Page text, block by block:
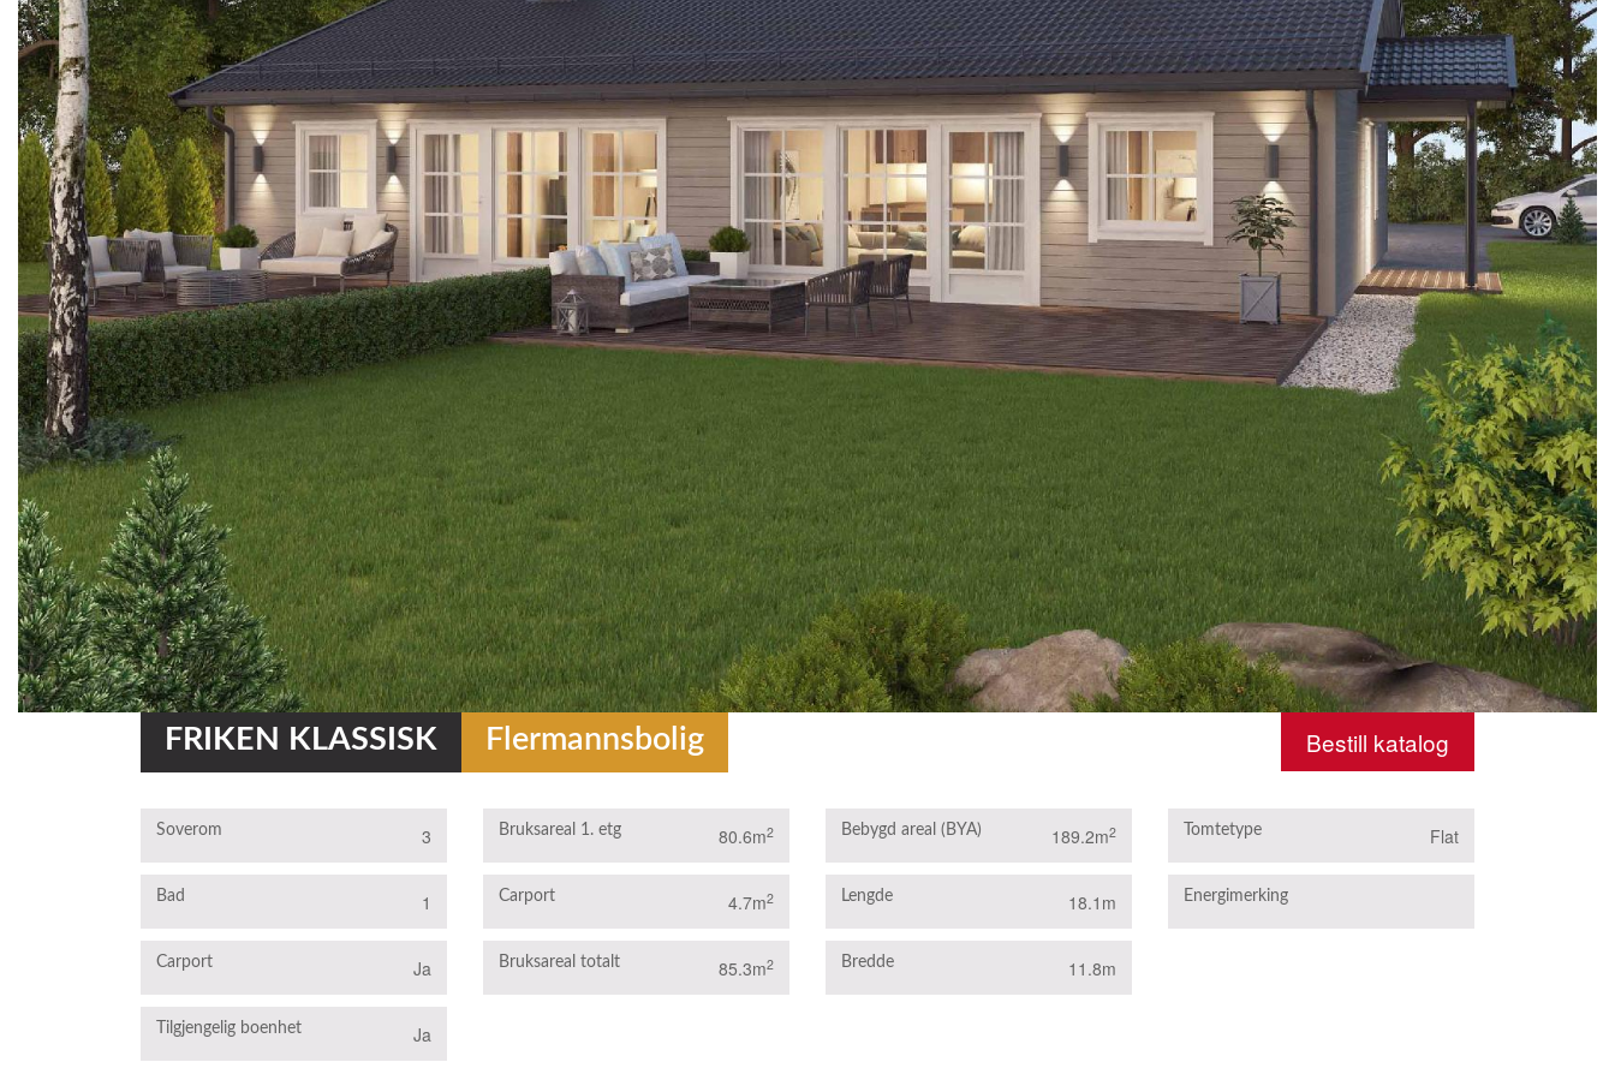
FRIKEN KLASSISK Flermannsbolig Bestill katalog
Soverom 3
Bad 1
Carport Ja
Tilgjengelig boenhet Ja
Bruksareal 1. etg 80.6m2
Carport 4.7m2
Bruksareal totalt 85.3m2
Bebygd areal (BYA) 189.2m2
Lengde 18.1m
Bredde 11.8m
Tomtetype Flat
Energimerking